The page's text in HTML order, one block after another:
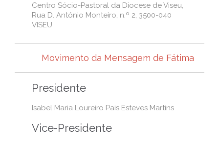
Centro Sócio-Pastoral da Diocese de Viseu,
Rua D. António Monteiro, n.º 2, 3500-040
VISEU
Movimento da Mensagem de Fátima
Presidente
Isabel Maria Loureiro Pais Esteves Martins
Vice-Presidente